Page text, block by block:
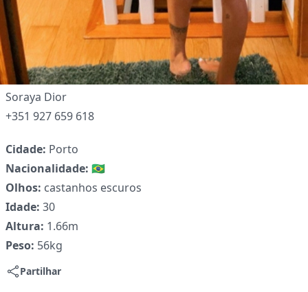
Soraya Dior
+351 927 659 618
Cidade: Porto
Nacionalidade: 🇧🇷
Olhos: castanhos escuros
Idade: 30
Altura: 1.66m
Peso: 56kg
Partilhar